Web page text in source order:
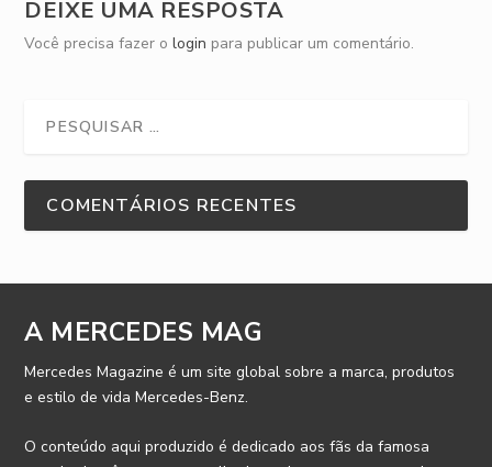
DEIXE UMA RESPOSTA
Você precisa fazer ologin para publicar um comentário.
COMENTÁRIOS RECENTES
A MERCEDES MAG
Mercedes Magazine é um site global sobre a marca, produtos
e estilo de vida Mercedes-Benz.
O conteúdo aqui produzido é dedicado aos fãs da famosa